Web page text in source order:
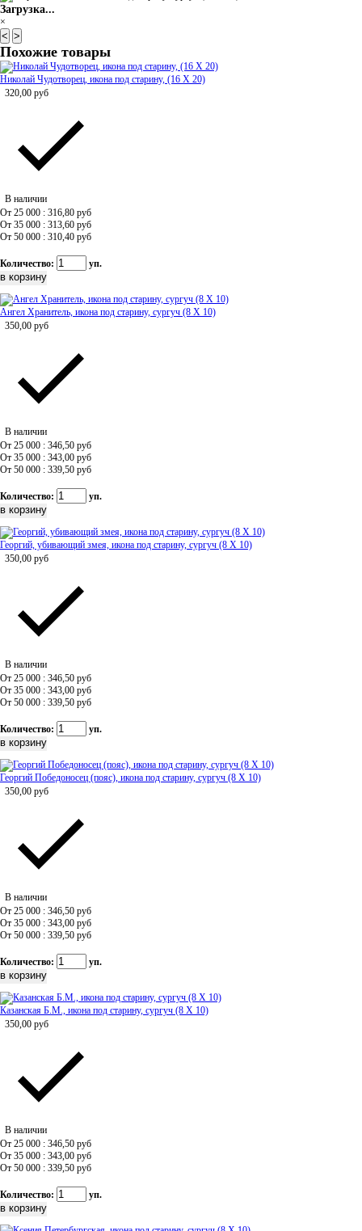
Загрузка...
×
< >
Похожие товары
Николай Чудотворец, икона под старину, (16 Х 20)
320,00 руб
В наличии
От 25 000 : 316,80 руб
От 35 000 : 313,60 руб
От 50 000 : 310,40 руб
Количество: уп.
Ангел Хранитель, икона под старину, сургуч (8 Х 10)
350,00 руб
В наличии
От 25 000 : 346,50 руб
От 35 000 : 343,00 руб
От 50 000 : 339,50 руб
Количество: уп.
Георгий, убивающий змея, икона под старину, сургуч (8 Х 10)
350,00 руб
В наличии
От 25 000 : 346,50 руб
От 35 000 : 343,00 руб
От 50 000 : 339,50 руб
Количество: уп.
Георгий Победоносец (пояс), икона под старину, сургуч (8 Х 10)
350,00 руб
В наличии
От 25 000 : 346,50 руб
От 35 000 : 343,00 руб
От 50 000 : 339,50 руб
Количество: уп.
Казанская Б.М., икона под старину, сургуч (8 Х 10)
350,00 руб
В наличии
От 25 000 : 346,50 руб
От 35 000 : 343,00 руб
От 50 000 : 339,50 руб
Количество: уп.